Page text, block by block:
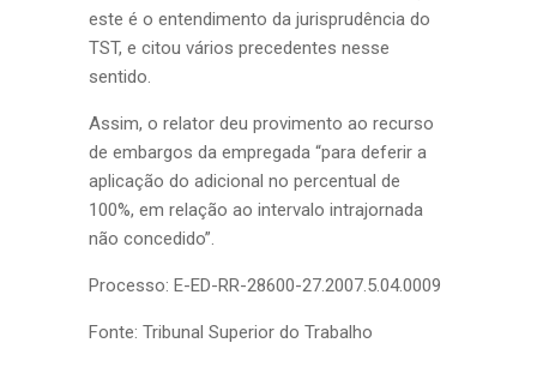
este é o entendimento da jurisprudência do
TST, e citou vários precedentes nesse
sentido.
Assim, o relator deu provimento ao recurso
de embargos da empregada “para deferir a
aplicação do adicional no percentual de
100%, em relação ao intervalo intrajornada
não concedido”.
Processo: E-ED-RR-28600-27.2007.5.04.0009
Fonte: Tribunal Superior do Trabalho